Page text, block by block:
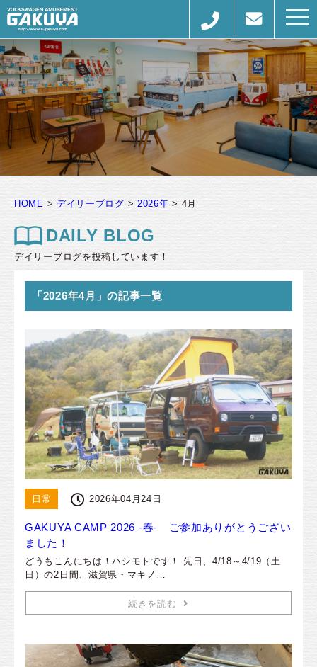
HOME > デイリーブログ > 2026年 > 4月
DAILY BLOG
デイリーブログを投稿しています！
「2026年4月」の記事一覧
日常 2026年04月24日
GAKUYA CAMP 2026 -春- ご参加ありがとうござい
ました！
どうもこんにちは！ハシモトです！ 先日、4/18～4/19（土
日）の2日間、滋賀県・マキノ…
続きを読む